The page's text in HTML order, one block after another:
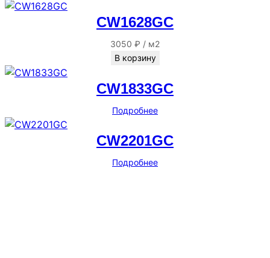
CW1628GC
3050 ₽ / м2
В корзину
CW1833GC
Подробнее
CW2201GC
Подробнее